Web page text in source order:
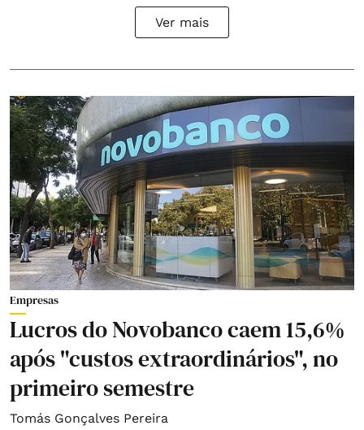
Ver mais
Empresas
Lucros do Novobanco caem 15,6%
após "custos extraordinários", no
primeiro semestre
Tomás Gonçalves Pereira